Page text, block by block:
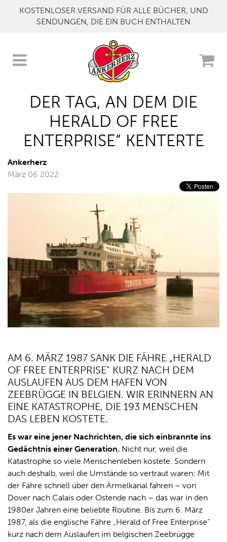
KOSTENLOSER VERSAND FÜR ALLE BÜCHER, UND
SENDUNGEN, DIE EIN BUCH ENTHALTEN
DER TAG, AN DEM DIE
HERALD OF FREE
ENTERPRISE“ KENTERTE
Ankerherz
März 06 2022
AM 6. MÄRZ 1987 SANK DIE FÄHRE „HERALD
OF FREE ENTERPRISE“ KURZ NACH DEM
AUSLAUFEN AUS DEM HAFEN VON
ZEEBRÜGGE IN BELGIEN. WIR ERINNERN AN
EINE KATASTROPHE, DIE 193 MENSCHEN
DAS LEBEN KOSTETE.
Es war eine jener Nachrichten, die sich einbrannte ins
Gedächtnis einer Generation. Nicht nur, weil die
Katastrophe so viele Menschenleben kostete. Sondern
auch deshalb, weil die Umstände so vertraut waren: Mit
der Fähre schnell über den Ärmelkanal fahren – von
Dover nach Calais oder Ostende nach – das war in den
1980er Jahren eine beliebte Routine. Bis zum 6. März
1987, als die englische Fähre „Herald of Free Enterprise“
kurz nach dem Auslaufen im belgischen Zeebrügge